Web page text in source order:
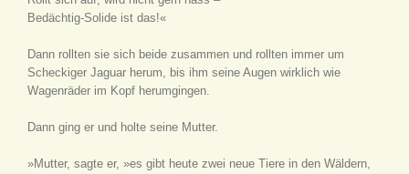
Bedächtig-Solide ist das!«
Dann rollten sie sich beide zusammen und rollten immer um
Scheckiger Jaguar herum, bis ihm seine Augen wirklich wie
Wagenräder im Kopf herumgingen.
Dann ging er und holte seine Mutter.
»Mutter, sagte er, »es gibt heute zwei neue Tiere in den Wäldern,